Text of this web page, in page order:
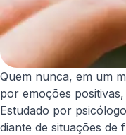
Quem nunca, em um
por emoções
Estudado por
diante de situações de